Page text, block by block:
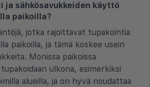
ja sähkösavukkeiden käyttö
paikoilla?
jotka rajoittavat tupakointia
paikoilla, ja tämä koskee usein
Monissa paikoissa
ulkona, esimerkiksi
alueilla, ja on hyvä noudattaa